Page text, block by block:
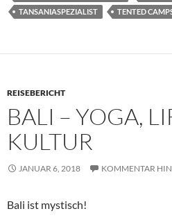
TANSANIASPEZIALIST
TENTED
REISEBERICHT
BALI – YOGA,
KULTUR
JANUAR 6, 2018 KOMMENTAR
Bali ist mystisch!